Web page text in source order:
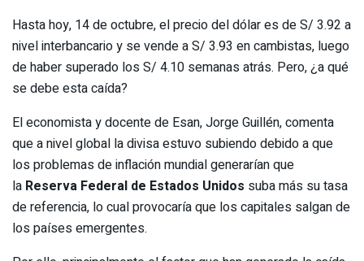
Hasta hoy, 14 de octubre, el precio del dólar es de S/ 3.92 a
nivel interbancario y se vende a S/ 3.93 en cambistas, luego
de haber superado los S/ 4.10 semanas atrás. Pero, ¿a qué
se debe esta caída?
El economista y docente de Esan, Jorge Guillén, comenta
que a nivel global la divisa estuvo subiendo debido a que
los problemas de inflación mundial generarían que
la Reserva Federal de Estados Unidos suba más su tasa
de referencia, lo cual provocaría que los capitales salgan de
los países emergentes.